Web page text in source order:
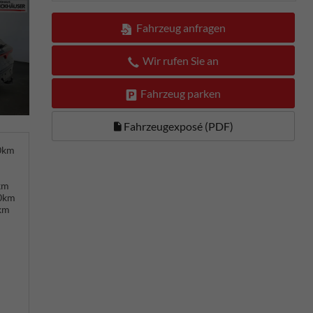
Fahrzeug anfragen
Wir rufen Sie an
Fahrzeug parken
Fahrzeugexposé (PDF)